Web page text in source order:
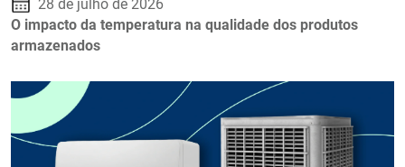
28 de julho de 2026
O impacto da temperatura na qualidade dos produtos
armazenados